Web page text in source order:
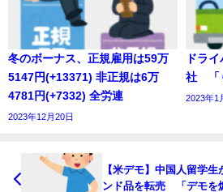
冬のボーナス、正規雇用は59万
5147円(+13371) 非正規は6万
4781円(+7332) 全労連
2023年12月20日
ドラ
社 「
2023年1
【米デモ】中国人留学
ンド品を転売 「デモを